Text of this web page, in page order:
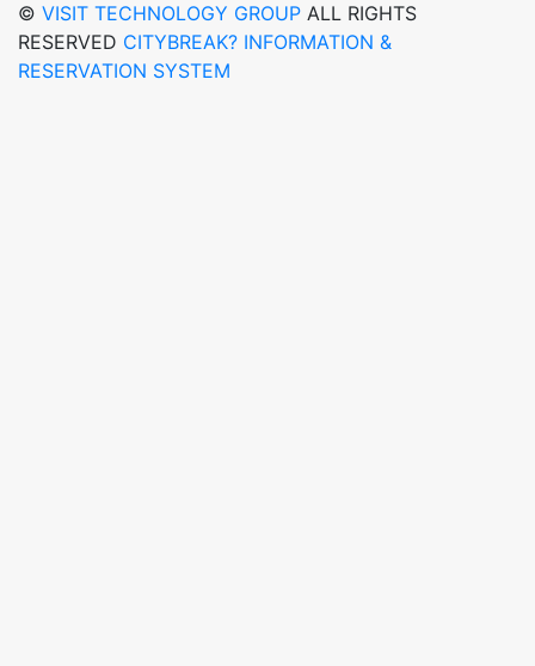
© VISIT TECHNOLOGY GROUP ALL RIGHTS
RESERVED CITYBREAK? INFORMATION &
RESERVATION SYSTEM